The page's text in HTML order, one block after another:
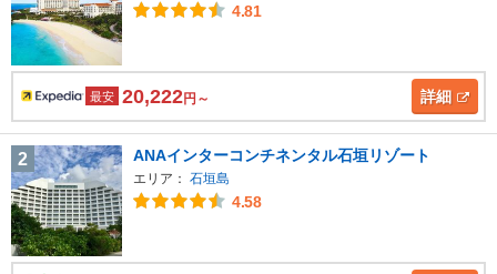
4.81
最安 20,222円～ 詳細
2 ANAインターコンチネンタル石垣リゾート
エリア： 石垣島
4.58